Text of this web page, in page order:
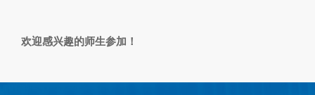
欢迎感兴趣的师生参加！